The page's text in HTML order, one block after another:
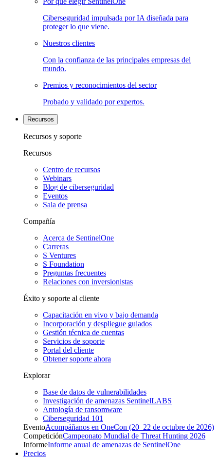
Ciberseguridad impulsada por IA diseñada para
proteger lo que viene.
Nuestros clientes
Con la confianza de las principales empresas del
mundo.
Premios y reconocimientos del sector
Probado y validado por expertos.
Recursos
Recursos y soporte
Recursos
Centro de recursos
Webinars
Blog de ciberseguridad
Eventos
Sala de prensa
Compañía
Acerca de SentinelOne
Carreras
S Ventures
S Foundation
Preguntas frecuentes
Relaciones con inversionistas
Éxito y soporte al cliente
Capacitación en vivo y bajo demanda
Incorporación y despliegue guiados
Gestión técnica de cuentas
Servicios de soporte
Portal del cliente
Obtener soporte ahora
Explorar
Base de datos de vulnerabilidades
Investigación de amenazas SentinelLABS
Antología de ransomware
Ciberseguridad 101
EventoAcompáñanos en OneCon (20–22 de octubre de 2026)
CompeticiónCampeonato Mundial de Threat Hunting 2026
InformeInforme anual de amenazas de SentinelOne
Precios